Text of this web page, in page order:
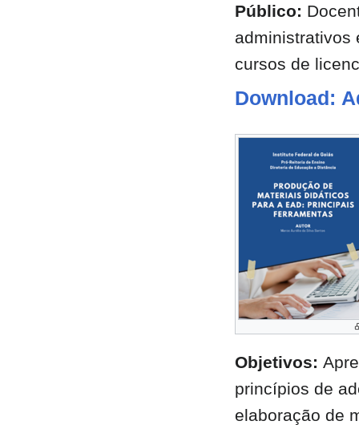
Público:
administrativos
cursos de
Download:
Objetivos:
princípios de
elaboração de